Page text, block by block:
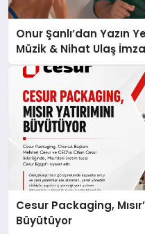
Onur Şanlı’dan Yazın
Müzik & Nihat Ulaş
Cesur Packaging,
Büyütüyor